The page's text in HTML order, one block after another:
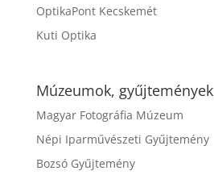
OptikaPont Kecskemét
Kuti Optika
Múzeumok, gyűjtemények
Magyar Fotográfia Múzeum
Népi Iparművészeti Gyűjtemény
Bozsó Gyűjtemény